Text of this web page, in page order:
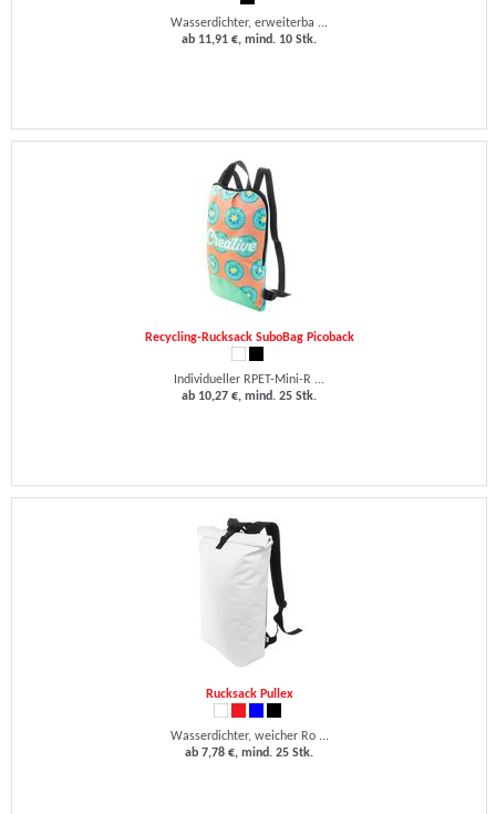
Wasserdichter, erweiterba ...
ab 11,91 €, mind. 10 Stk.
Recycling-Rucksack SuboBag Picoback
Individueller RPET-Mini-R ...
ab 10,27 €, mind. 25 Stk.
Rucksack Pullex
Wasserdichter, weicher Ro ...
ab 7,78 €, mind. 25 Stk.